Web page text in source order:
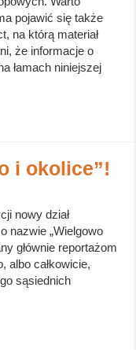
pojawić się także
na którą materiał
że informacje o
łamach niniejszej
i okolice”!
nowy dział
nazwie „Wielgowo
głównie reportażom
albo całkowicie,
sąsiednich